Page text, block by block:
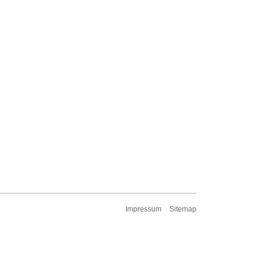
Impressum Sitemap